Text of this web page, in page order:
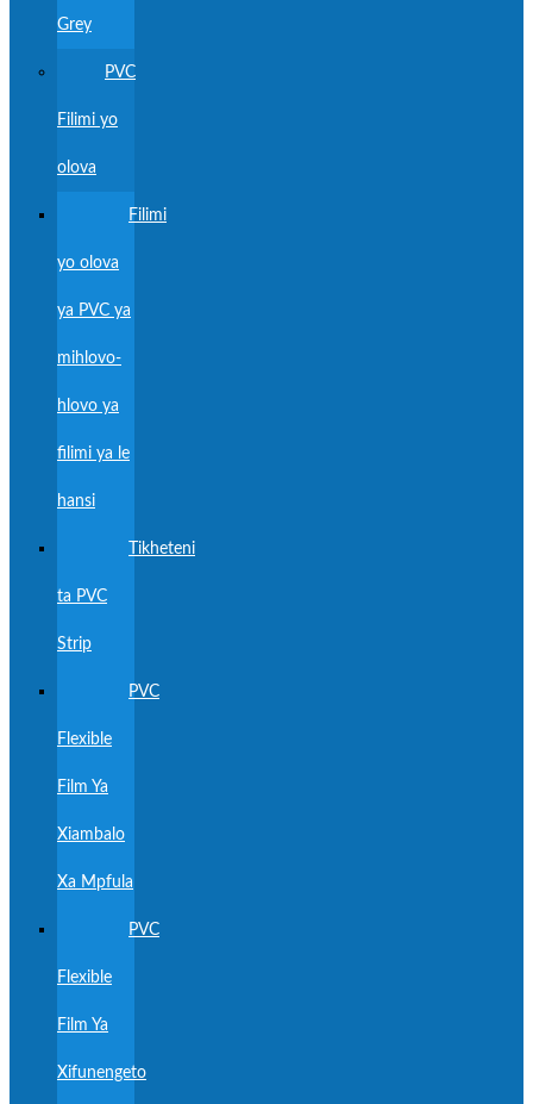
Grey
PVC
Filimi yo
olova
Filimi
yo olova
ya PVC ya
mihlovo-
hlovo ya
filimi ya le
hansi
Tikheteni
ta PVC
Strip
PVC
Flexible
Film Ya
Xiambalo
Xa Mpfula
PVC
Flexible
Film Ya
Xifunengeto